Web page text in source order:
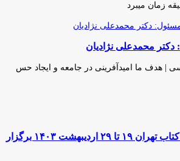
ایمیل
محمدعلی نژادیان
| هدف ما امیدآفرینی در جامعه و ایجاد حس
سی‌وپنجمین نمایشگاه کتاب تهران ۱۹ تا ۲۹ اردیبهشت ۱۴۰۳ برگزار